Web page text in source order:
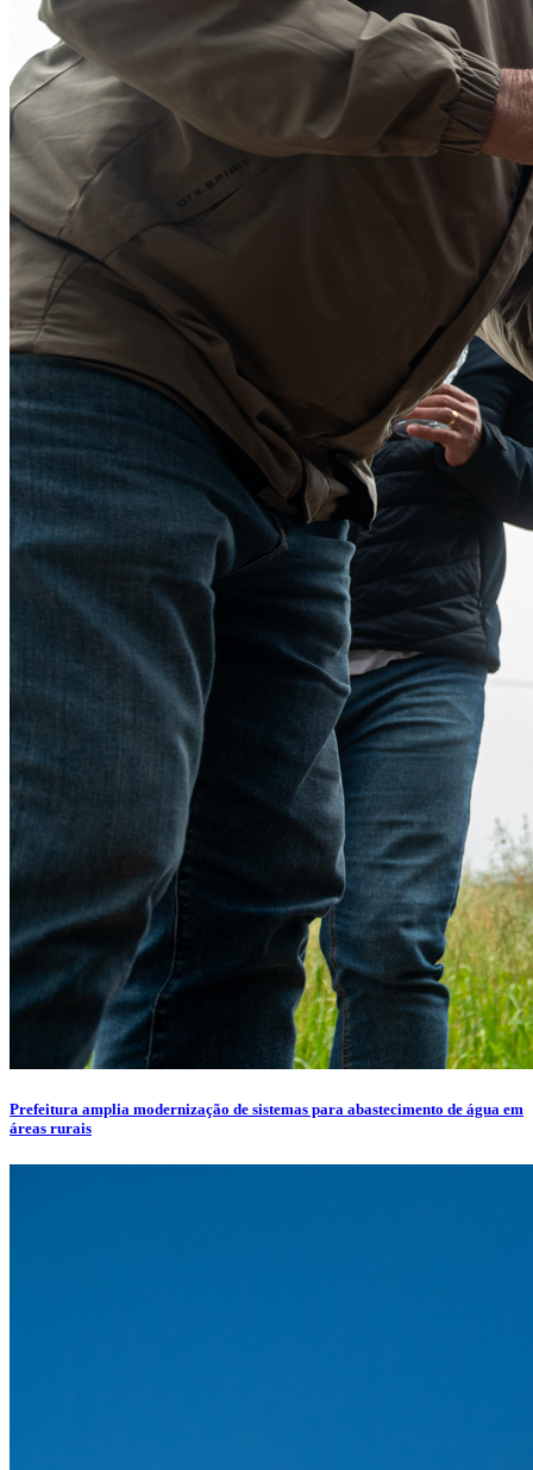
Prefeitura amplia modernização de sistemas para abastecimento de água em
áreas rurais